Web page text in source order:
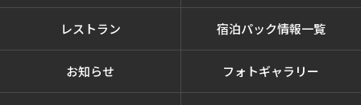
レストラン 宿泊パック情報一覧
お知らせ フォトギャラリー